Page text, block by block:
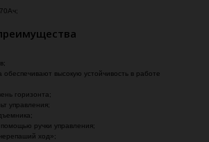
обеспечивают высокую устойчивость в работе
горизонта;
управления;
помощью ручки управления;
ход»;